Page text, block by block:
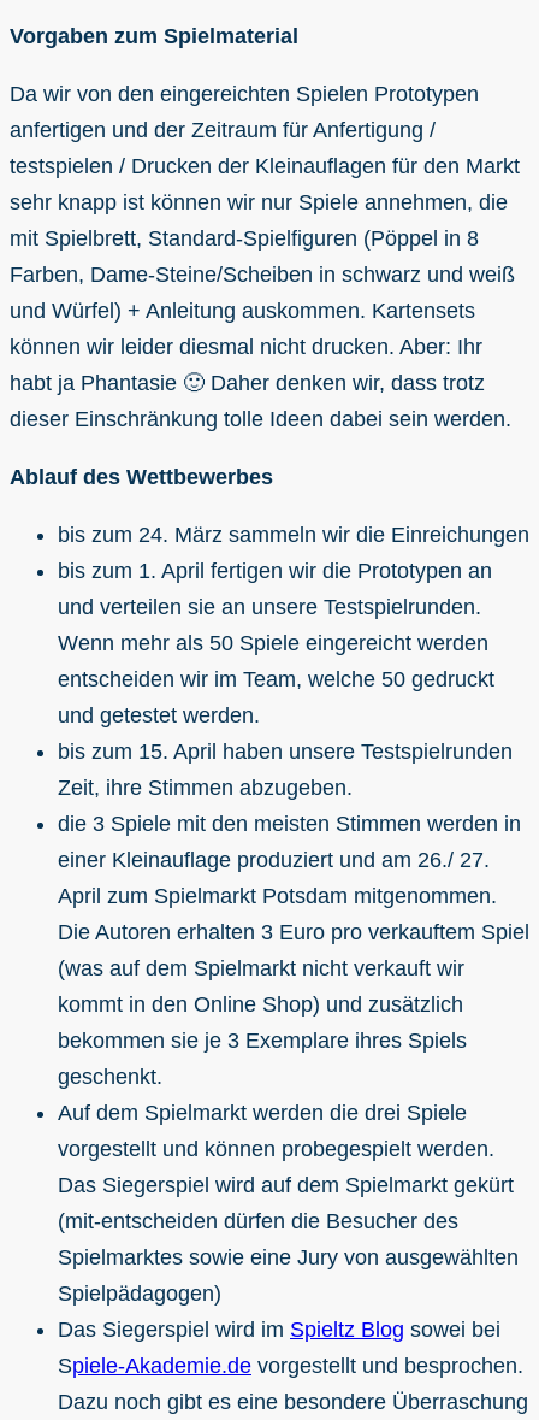
Vorgaben zum Spielmaterial
Da wir von den eingereichten Spielen Prototypen
anfertigen und der Zeitraum für Anfertigung /
testspielen / Drucken der Kleinauflagen für den Markt
sehr knapp ist können wir nur Spiele annehmen, die
mit Spielbrett, Standard-Spielfiguren (Pöppel in 8
Farben, Dame-Steine/Scheiben in schwarz und weiß
und Würfel) + Anleitung auskommen. Kartensets
können wir leider diesmal nicht drucken. Aber: Ihr
habt ja Phantasie 🙂 Daher denken wir, dass trotz
dieser Einschränkung tolle Ideen dabei sein werden.
Ablauf des Wettbewerbes
bis zum 24. März sammeln wir die Einreichungen
bis zum 1. April fertigen wir die Prototypen an
und verteilen sie an unsere Testspielrunden.
Wenn mehr als 50 Spiele eingereicht werden
entscheiden wir im Team, welche 50 gedruckt
und getestet werden.
bis zum 15. April haben unsere Testspielrunden
Zeit, ihre Stimmen abzugeben.
die 3 Spiele mit den meisten Stimmen werden in
einer Kleinauflage produziert und am 26./ 27.
April zum Spielmarkt Potsdam mitgenommen.
Die Autoren erhalten 3 Euro pro verkauftem Spiel
(was auf dem Spielmarkt nicht verkauft wir
kommt in den Online Shop) und zusätzlich
bekommen sie je 3 Exemplare ihres Spiels
geschenkt.
Auf dem Spielmarkt werden die drei Spiele
vorgestellt und können probegespielt werden.
Das Siegerspiel wird auf dem Spielmarkt gekürt
(mit-entscheiden dürfen die Besucher des
Spielmarktes sowie eine Jury von ausgewählten
Spielpädagogen)
Das Siegerspiel wird im Spieltz Blog sowei bei
Spiele-Akademie.de vorgestellt und besprochen.
Dazu noch gibt es eine besondere Überraschung